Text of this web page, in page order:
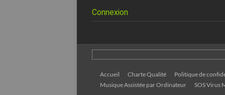
Connexion
Accueil Charte Qualité Politique de
Musique Assistée par Ordinateur
SOS Virus